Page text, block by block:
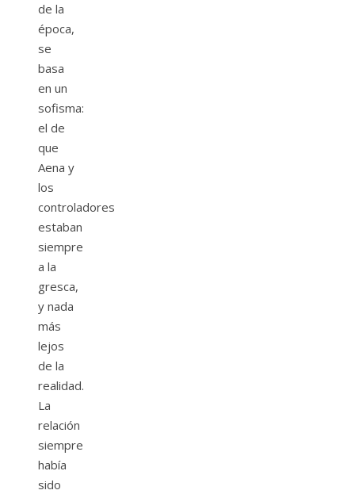
de la
época,
se
basa
en un
sofisma:
el de
que
Aena y
los
controladores
estaban
siempre
a la
gresca,
y nada
más
lejos
de la
realidad.
La
relación
siempre
había
sido